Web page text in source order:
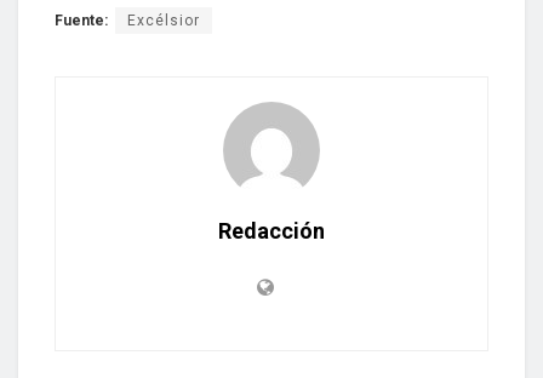
Fuente: Excélsior
Redacción